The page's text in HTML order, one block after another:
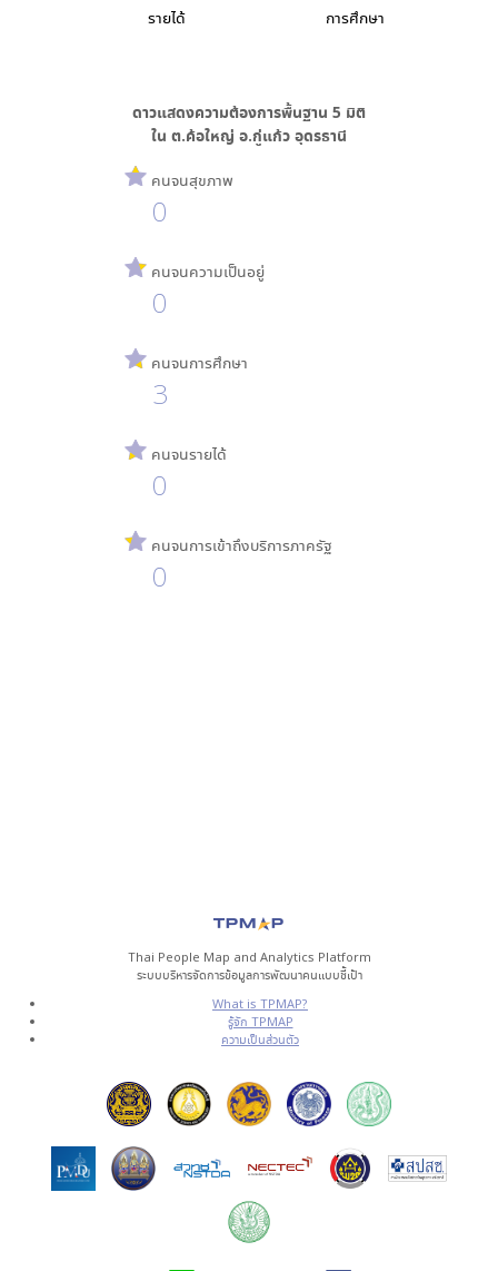
การศึกษา
รายได้
ดาวแสดงความต้องการพื้นฐาน 5 มิติ
ใน ต.ค้อใหญ่ อ.กู่แก้ว อุดรธานี
คนจนสุขภาพ
0
คนจนความเป็นอยู่
0
คนจนการศึกษา
3
คนจนรายได้
0
คนจนการเข้าถึงบริการภาครัฐ
0
Thai People Map and Analytics Platform
ระบบบริหารจัดการข้อมูลการพัฒนาคนแบบชี้เป้า
What is TPMAP?
รู้จัก TPMAP
ความเป็นส่วนตัว